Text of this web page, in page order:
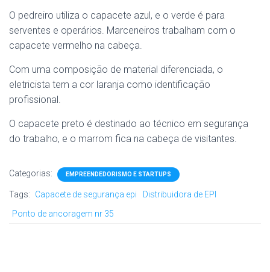
O pedreiro utiliza o capacete azul, e o verde é para
serventes e operários. Marceneiros trabalham com o
capacete vermelho na cabeça.
Com uma composição de material diferenciada, o
eletricista tem a cor laranja como identificação
profissional.
O capacete preto é destinado ao técnico em segurança
do trabalho, e o marrom fica na cabeça de visitantes.
Categorias: EMPREENDEDORISMO E STARTUPS
Tags: Capacete de segurança epi
Distribuidora de EPI
Ponto de ancoragem nr 35